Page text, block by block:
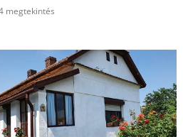
megtekintés